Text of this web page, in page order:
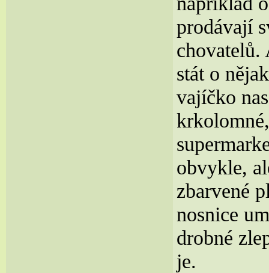
prodávají
chovatelů.
stát o
vajíčko
obvykle,
zbarvené
nosnice
drobné
je.